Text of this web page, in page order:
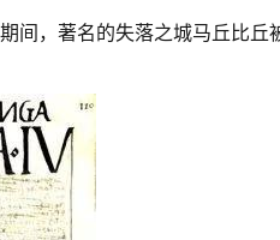
间，著名的失落之城马丘比丘